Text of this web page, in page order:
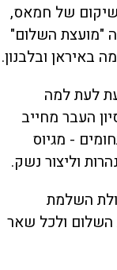
של חמאס,
"מועצת השלום"
באיראן ובלבנון.
לעת למה
העבר מחייב
- מגיוס
וליצור נשק.
השלמת
ולכל שאר